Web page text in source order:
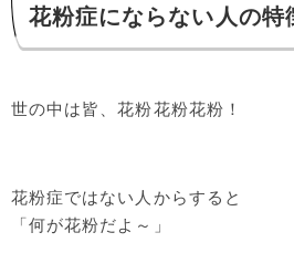
花粉症にならない人の特
世の中は皆、花粉花粉花粉！
花粉症ではない人からすると
「何が花粉だよ～」